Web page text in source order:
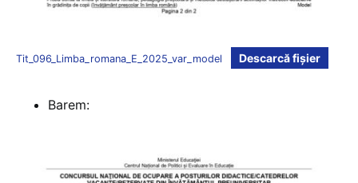
Tit_096_Limba_romana_E_2025_var_model Descarcă fișier
Barem: